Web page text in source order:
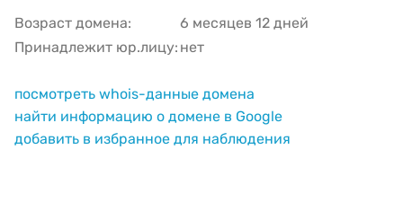
Возраст домена:
6 месяцев 12 дней
Принадлежит юр.лицу: нет
посмотреть whois-данные домена
найти информацию о домене в Google
добавить в избранное для наблюдения